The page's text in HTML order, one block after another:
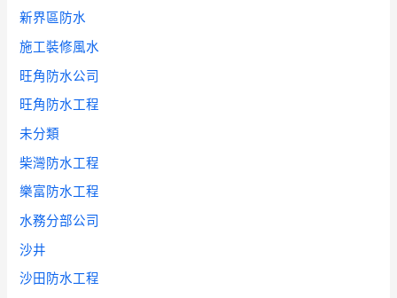
新界區防水
施工裝修風水
旺角防水公司
旺角防水工程
未分類
柴灣防水工程
樂富防水工程
水務分部公司
沙井
沙田防水工程